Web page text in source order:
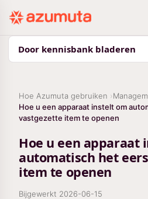
Door kennisbank bladeren
Hoe Azumuta gebruiken
Hoe u een apparaat instelt om
vastgezette item te openen
Hoe u een apparaat
automatisch het
item te openen
Bijgewerkt 2026-06-15